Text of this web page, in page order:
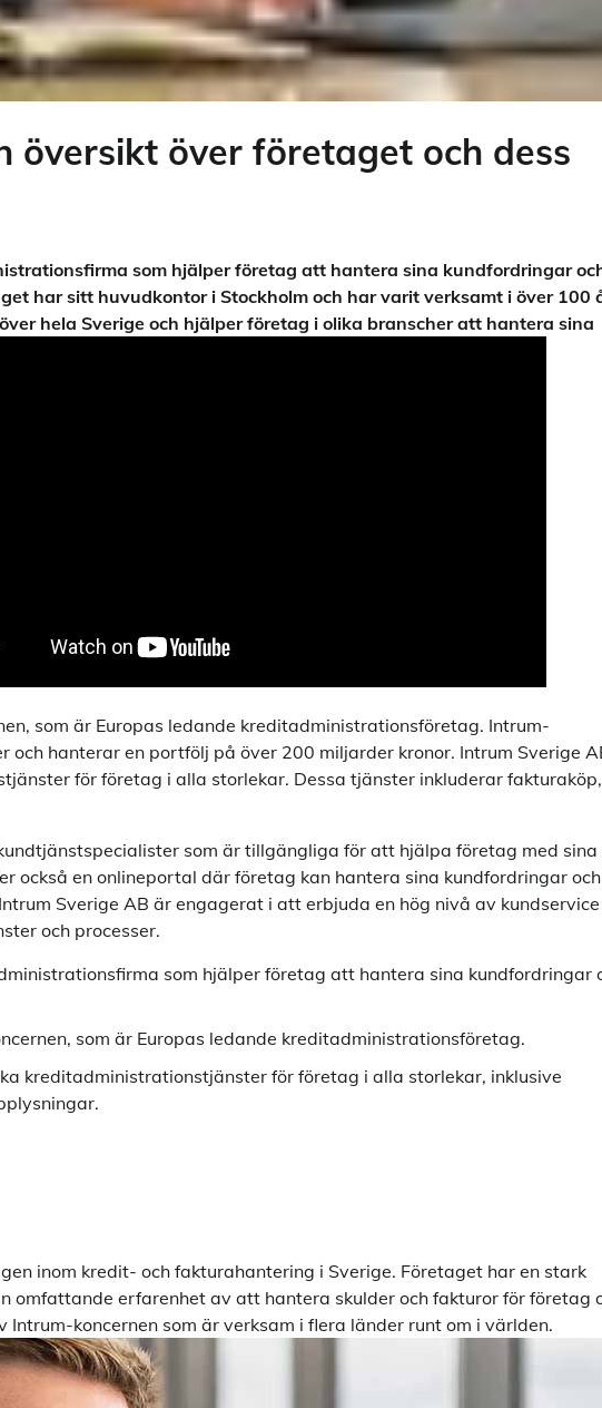
översikt över företaget och dess
som hjälper företag att hantera sina kundfordringar
har sitt huvudkontor i Stockholm och har varit verksamt i över 100
hela Sverige och hjälper företag i olika branscher att hantera sina
som är Europas ledande kreditadministrationsföretag. Intrum-
och hanterar en portfölj på över 200 miljarder kronor. Intrum Sverige
för företag i alla storlekar. Dessa tjänster inkluderar fakturaköp,
som är tillgängliga för att hjälpa företag med sina
också en onlineportal där företag kan hantera sina kundfordringar
Sverige AB är engagerat i att erbjuda en hög nivå av kundservice
och processer.
som hjälper företag att hantera sina kundfordringar
som är Europas ledande kreditadministrationsföretag.
kreditadministrationstjänster för företag i alla storlekar, inklusive
inom kredit- och fakturahantering i Sverige. Företaget har en stark
omfattande erfarenhet av att hantera skulder och fakturor för företag
koncernen som är verksam i flera länder runt om i världen.